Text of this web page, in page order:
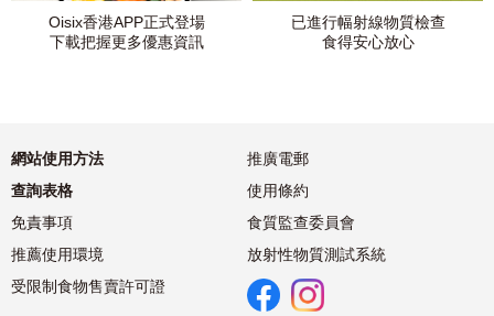
Oisix香港APP正式登場
下載把握更多優惠資訊
已進行幅射線物質檢查
食得安心放心
網站使用方法
推廣電郵
查詢表格
使用條約
免責事項
食質監查委員會
推薦使用環境
放射性物質測試系統
受限制食物售賣許可證